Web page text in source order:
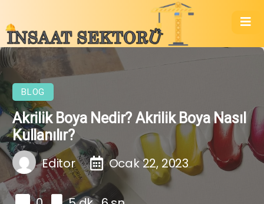
BLOG
Akrilik Boya Nedir? Akrilik Boya Nasıl
Kullanılır?
Editor Ocak 22, 2023